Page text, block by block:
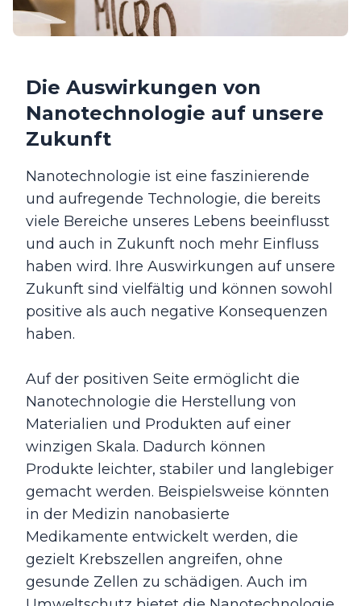
Die Auswirkungen von
Nanotechnologie auf unsere
Zukunft
Nanotechnologie ist eine faszinierende
und aufregende Technologie, die bereits
viele Bereiche unseres Lebens beeinflusst
und auch in Zukunft noch mehr Einfluss
haben wird. Ihre Auswirkungen auf unsere
Zukunft sind vielfältig und können sowohl
positive als auch negative Konsequenzen
haben.
Auf der positiven Seite ermöglicht die
Nanotechnologie die Herstellung von
Materialien und Produkten auf einer
winzigen Skala. Dadurch können
Produkte leichter, stabiler und langlebiger
gemacht werden. Beispielsweise könnten
in der Medizin nanobasierte
Medikamente entwickelt werden, die
gezielt Krebszellen angreifen, ohne
gesunde Zellen zu schädigen. Auch im